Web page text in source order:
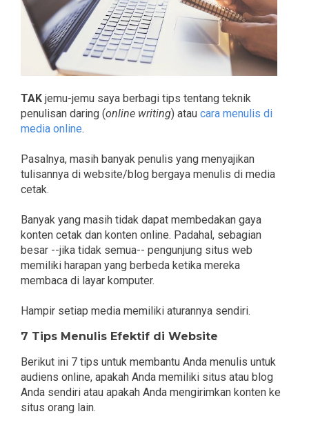
TAK jemu-jemu saya berbagi tips tentang teknik
penulisan daring (online writing) atau cara menulis di
media online.
Pasalnya, masih banyak penulis yang menyajikan
tulisannya di website/blog bergaya menulis di media
cetak.
Banyak yang masih tidak dapat membedakan gaya
konten cetak dan konten online. Padahal, sebagian
besar --jika tidak semua-- pengunjung situs web
memiliki harapan yang berbeda ketika mereka
membaca di layar komputer.
Hampir setiap media memiliki aturannya sendiri.
7 Tips Menulis Efektif di Website
Berikut ini 7 tips untuk membantu Anda menulis untuk
audiens online, apakah Anda memiliki situs atau blog
Anda sendiri atau apakah Anda mengirimkan konten ke
situs orang lain.